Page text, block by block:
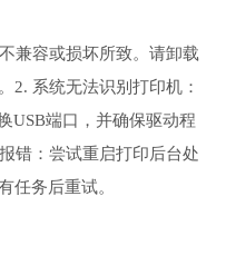
兼容或损坏所致。请卸载
2. 系统无法识别打印机：
USB端口，并确保驱动程
错：尝试重启打印后台处
任务后重试。